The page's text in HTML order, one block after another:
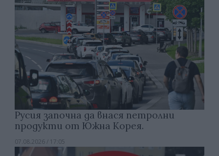
Русия започна да внася петролни
продукти от Южна Корея.
07.08.2026 / 17:05